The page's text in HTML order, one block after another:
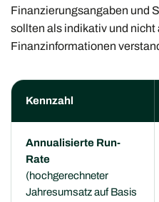
Finanzierungsangaben und
sollten als indikativ und nicht
Finanzinformationen
Kennzahl
Annualisierte Run-
Rate
(hochgerechneter
Jahresumsatz auf Basis